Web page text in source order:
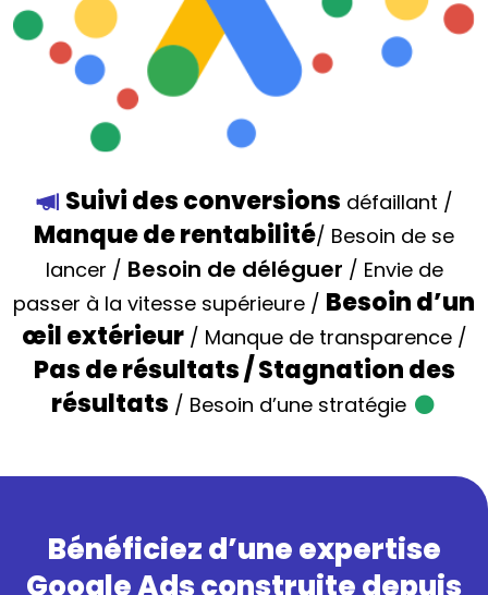
Suivi des conversions défaillant /
Manque de rentabilité/ Besoin de se
lancer / Besoin de déléguer / Envie de
passer à la vitesse supérieure / Besoin d’un
œil extérieur/ Manque de transparence /
Pas de résultats / Stagnation des
résultats / Besoin d’une stratégie
Bénéficiez d’une expertise
Google Ads construite depuis